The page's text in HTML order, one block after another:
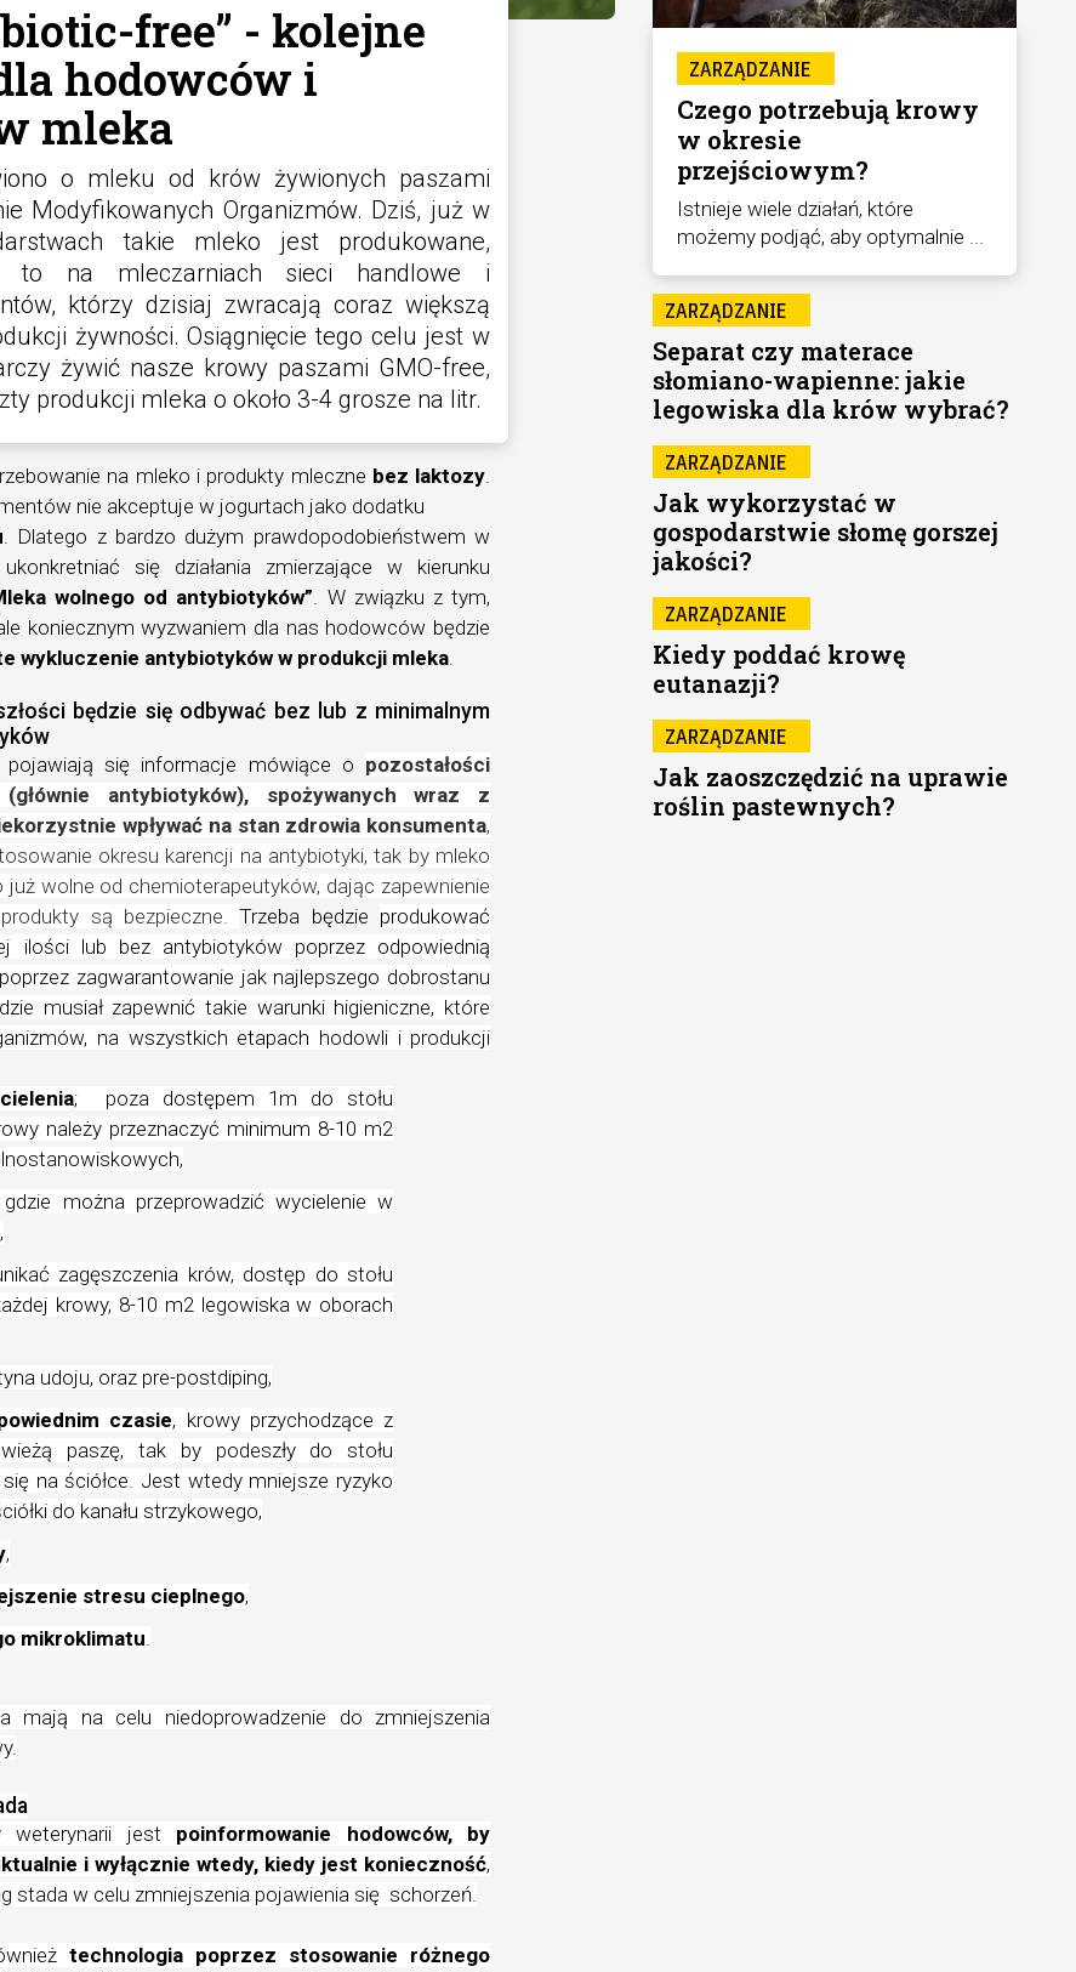
free” - kolejne
hodowców i
mleka
o mleku od krów żywionych paszami
Modyfikowanych Organizmów. Dziś, już w
takie mleko jest produkowane,
to na mleczarniach sieci handlowe i
którzy dzisiaj zwracają coraz większą
żywności. Osiągnięcie tego celu jest w
żywić nasze krowy paszami GMO-free,
produkcji mleka o około 3-4 grosze na litr.
na mleko i produkty mleczne bez laktozy.
nie akceptuje w jogurtach jako dodatku
. Dlatego z bardzo dużym prawdopodobieństwem w
się
działania zmierzające w kierunku
wolnego od antybiotyków”. W związku z tym,
koniecznym wyzwaniem dla nas hodowców będzie
wykluczenie antybiotyków w produkcji mleka.
będzie się odbywać bez lub z minimalnym
się informacje mówiące o pozostałości
antybiotyków), spożywanych wraz z
wpływać na stan zdrowia konsumenta,
okresu karencji na antybiotyki, tak by mleko
już wolne od chemioterapeutyków, dając zapewnienie
są bezpieczne.Trzeba będzie produkować
ilości lub bez antybiotyków poprzez odpowiednią
zagwarantowanie jak najlepszego dobrostanu
musiał zapewnić takie warunki higieniczne, które
na wszystkich etapach hodowli i produkcji
;
poza dostępem 1m do stołu
należy przeznaczyć minimum 8-10 m2
można przeprowadzić wycielenie w
zagęszczenia krów, dostęp do stołu
krowy, 8-10 m2 legowiska w oborach
udoju, oraz pre-postdiping,
czasie, krowy przychodzące z
paszę, tak by podeszły do stołu
się na ściółce. Jest wtedy mniejsze ryzyko
do kanału strzykowego,
,
stresu cieplnego,
mikroklimatu.
mają na celu niedoprowadzenie do zmniejszenia
weterynarii jest poinformowanie hodowców, by
i wyłącznie wtedy, kiedy jest konieczność,
stada w celu zmniejszenia pojawienia się schorzeń.
technologia poprzez stosowanie różnego
ZARZĄDZANIE
Czego potrzebują krowy
w okresie
przejściowym?
Istnieje wiele działań, które
możemy podjąć, aby optymalnie ...
ZARZĄDZANIE
Separat czy materace
słomiano-wapienne: jakie
legowiska dla krów wybrać?
ZARZĄDZANIE
Jak wykorzystać w
gospodarstwie słomę gorszej
jakości?
ZARZĄDZANIE
Kiedy poddać krowę
eutanazji?
ZARZĄDZANIE
Jak zaoszczędzić na uprawie
roślin pastewnych?